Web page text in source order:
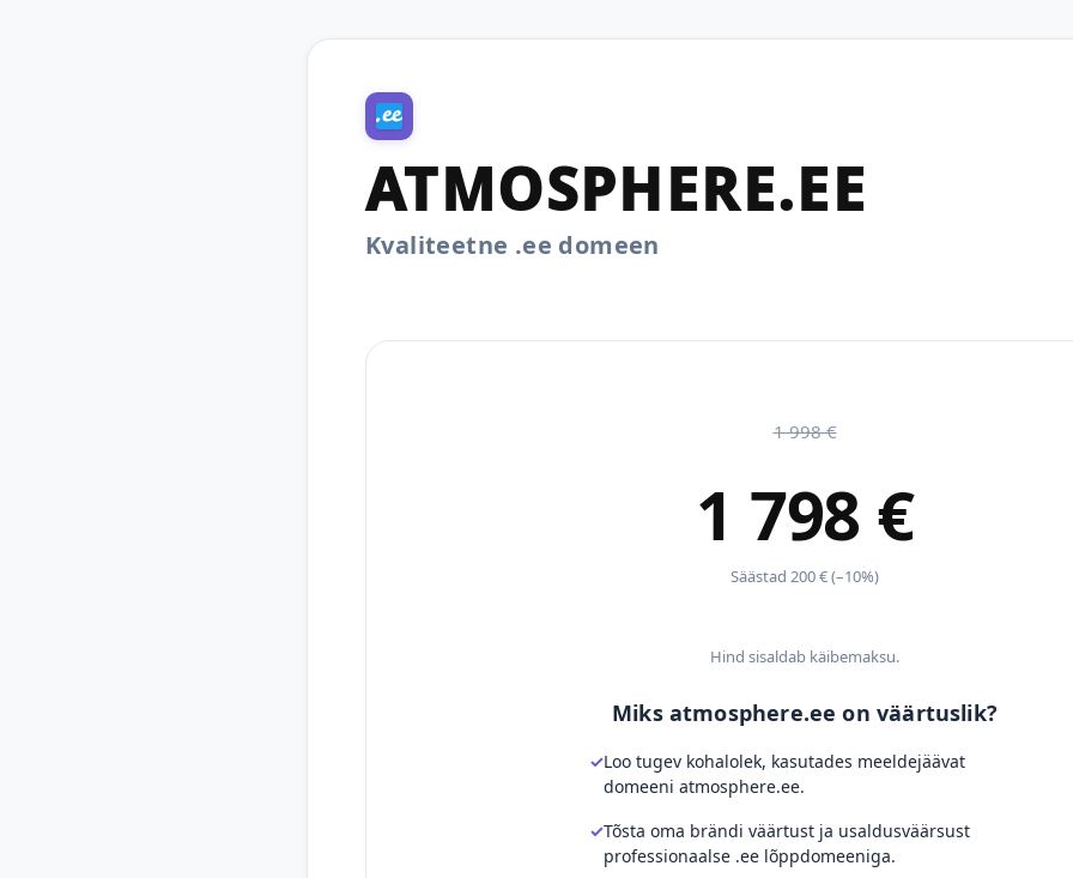
ATMOSPHERE.EE
Kvaliteetne .ee domeen
1 998 €
1 798 €
Säästad 200 € (–10%)
Hind sisaldab käibemaksu.
Miks atmosphere.ee on väärtuslik?
Loo tugev kohalolek, kasutades meeldejäävat
domeeni atmosphere.ee.
Tõsta oma brändi väärtust ja usaldusväärsust
professionaalse .ee lõppdomeeniga.